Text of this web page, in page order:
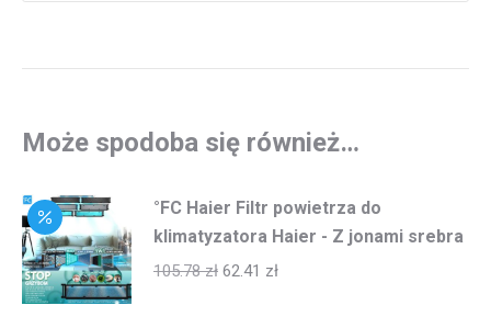
Może spodoba się również…
°FC Haier Filtr powietrza do
klimatyzatora Haier - Z jonami srebra
105.78zł 62.41 zł